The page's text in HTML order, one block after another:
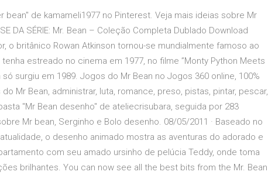
bean" de kamameli1977 no Pinterest. Veja mais ideias sobre Mr
DA SÉRIE: Mr. Bean – Coleção Completa Dublado Download
o britânico Rowan Atkinson tornou-se mundialmente famoso ao
tenha estreado no cinema em 1977, no filme ”Monty Python Meets
surgiu em 1989. Jogos do Mr Bean no Jogos 360 online, 100%
Mr Bean, administrar, luta, romance, preso, pistas, pintar, pescar,
"Mr Bean desenho" de ateliecrisubara, seguida por 283
Mr bean, Serginho e Bolo desenho. 08/05/2011 · Baseado no
o desenho animado mostra as aventuras do adorado e
com seu amado ursinho de pelúcia Teddy, onde toma
brilhantes. You can now see all the best bits from the Mr. Bean